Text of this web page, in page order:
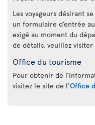
Les voyageurs désirant
un formulaire d’entrée
exigé au moment du
de détails, veuillez visiter
Office du tourisme
Pour obtenir de
visitez le site de l'Office